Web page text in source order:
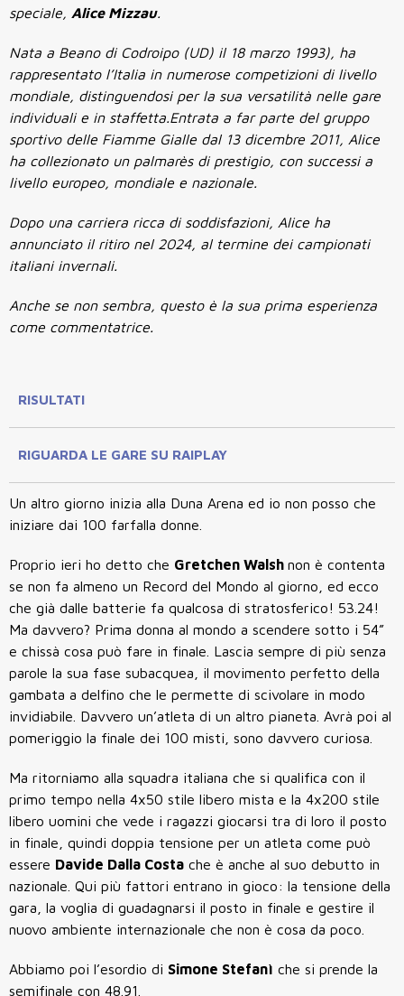
speciale, Alice Mizzau.
Nata a Beano di Codroipo (UD) il 18 marzo 1993), ha
rappresentato l’Italia in numerose competizioni di livello
mondiale, distinguendosi per la sua versatilità nelle gare
individuali e in staffetta.Entrata a far parte del gruppo
sportivo delle Fiamme Gialle dal 13 dicembre 2011, Alice
ha collezionato un palmarès di prestigio, con successi a
livello europeo, mondiale e nazionale.
Dopo una carriera ricca di soddisfazioni, Alice ha
annunciato il ritiro nel 2024, al termine dei campionati
italiani invernali.
Anche se non sembra, questo è la sua prima esperienza
come commentatrice.
RISULTATI
RIGUARDA LE GARE SU RAIPLAY
Un altro giorno inizia alla Duna Arena ed io non posso che
iniziare dai 100 farfalla donne.
Proprio ieri ho detto che Gretchen Walsh non è contenta
se non fa almeno un Record del Mondo al giorno, ed ecco
che già dalle batterie fa qualcosa di stratosferico! 53.24!
Ma davvero? Prima donna al mondo a scendere sotto i 54”
e chissà cosa può fare in finale. Lascia sempre di più senza
parole la sua fase subacquea, il movimento perfetto della
gambata a delfino che le permette di scivolare in modo
invidiabile. Davvero un’atleta di un altro pianeta. Avrà poi al
pomeriggio la finale dei 100 misti, sono davvero curiosa.
Ma ritorniamo alla squadra italiana che si qualifica con il
primo tempo nella 4x50 stile libero mista e la 4x200 stile
libero uomini che vede i ragazzi giocarsi tra di loro il posto
in finale, quindi doppia tensione per un atleta come può
essere Davide Dalla Costa che è anche al suo debutto in
nazionale. Qui più fattori entrano in gioco: la tensione della
gara, la voglia di guadagnarsi il posto in finale e gestire il
nuovo ambiente internazionale che non è cosa da poco.
Abbiamo poi l’esordio di Simone Stefanì che si prende la
semifinale con 48.91.